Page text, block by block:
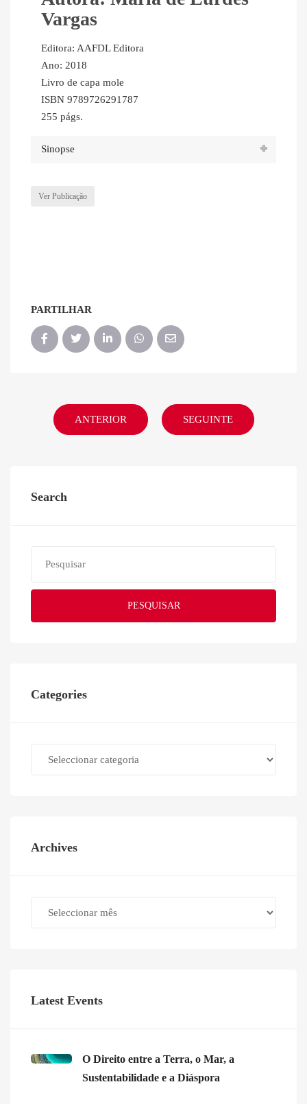
Vargas
Editora: AAFDL Editora
Ano: 2018
Livro de capa mole
ISBN 9789726291787
255 págs.
Sinopse
Ver Publicação
PARTILHAR
ANTERIOR SEGUINTE
Search
PESQUISAR
Categories
Archives
Latest Events
O Direito entre a Terra, o Mar, a
Sustentabilidade e a Diáspora